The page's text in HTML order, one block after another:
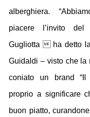
alberghiera.
piacere l’invito
Gugliotta  ha detto
Guidaldi – visto che la
coniato un brand “Il
proprio a significare
buon piatto,